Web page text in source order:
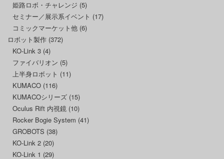
姫路ロボ・チャレンジ (5)
セミナー／展示系イベント (17)
コミックマーケット他 (6)
ロボット製作 (372)
KO-Link 3 (4)
ファイバリオン (5)
上半身ロボット (11)
KUMACO (116)
KUMACOシリーズ (15)
Oculus Rift 内視鏡 (10)
Rocker Bogie System (41)
GROBOTS (38)
KO-Link 2 (20)
KO-Link 1 (29)